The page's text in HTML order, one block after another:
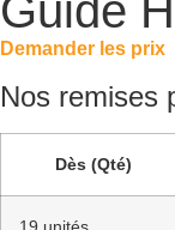
Guide
Demander les prix
Nos remises
Dès (Qté)